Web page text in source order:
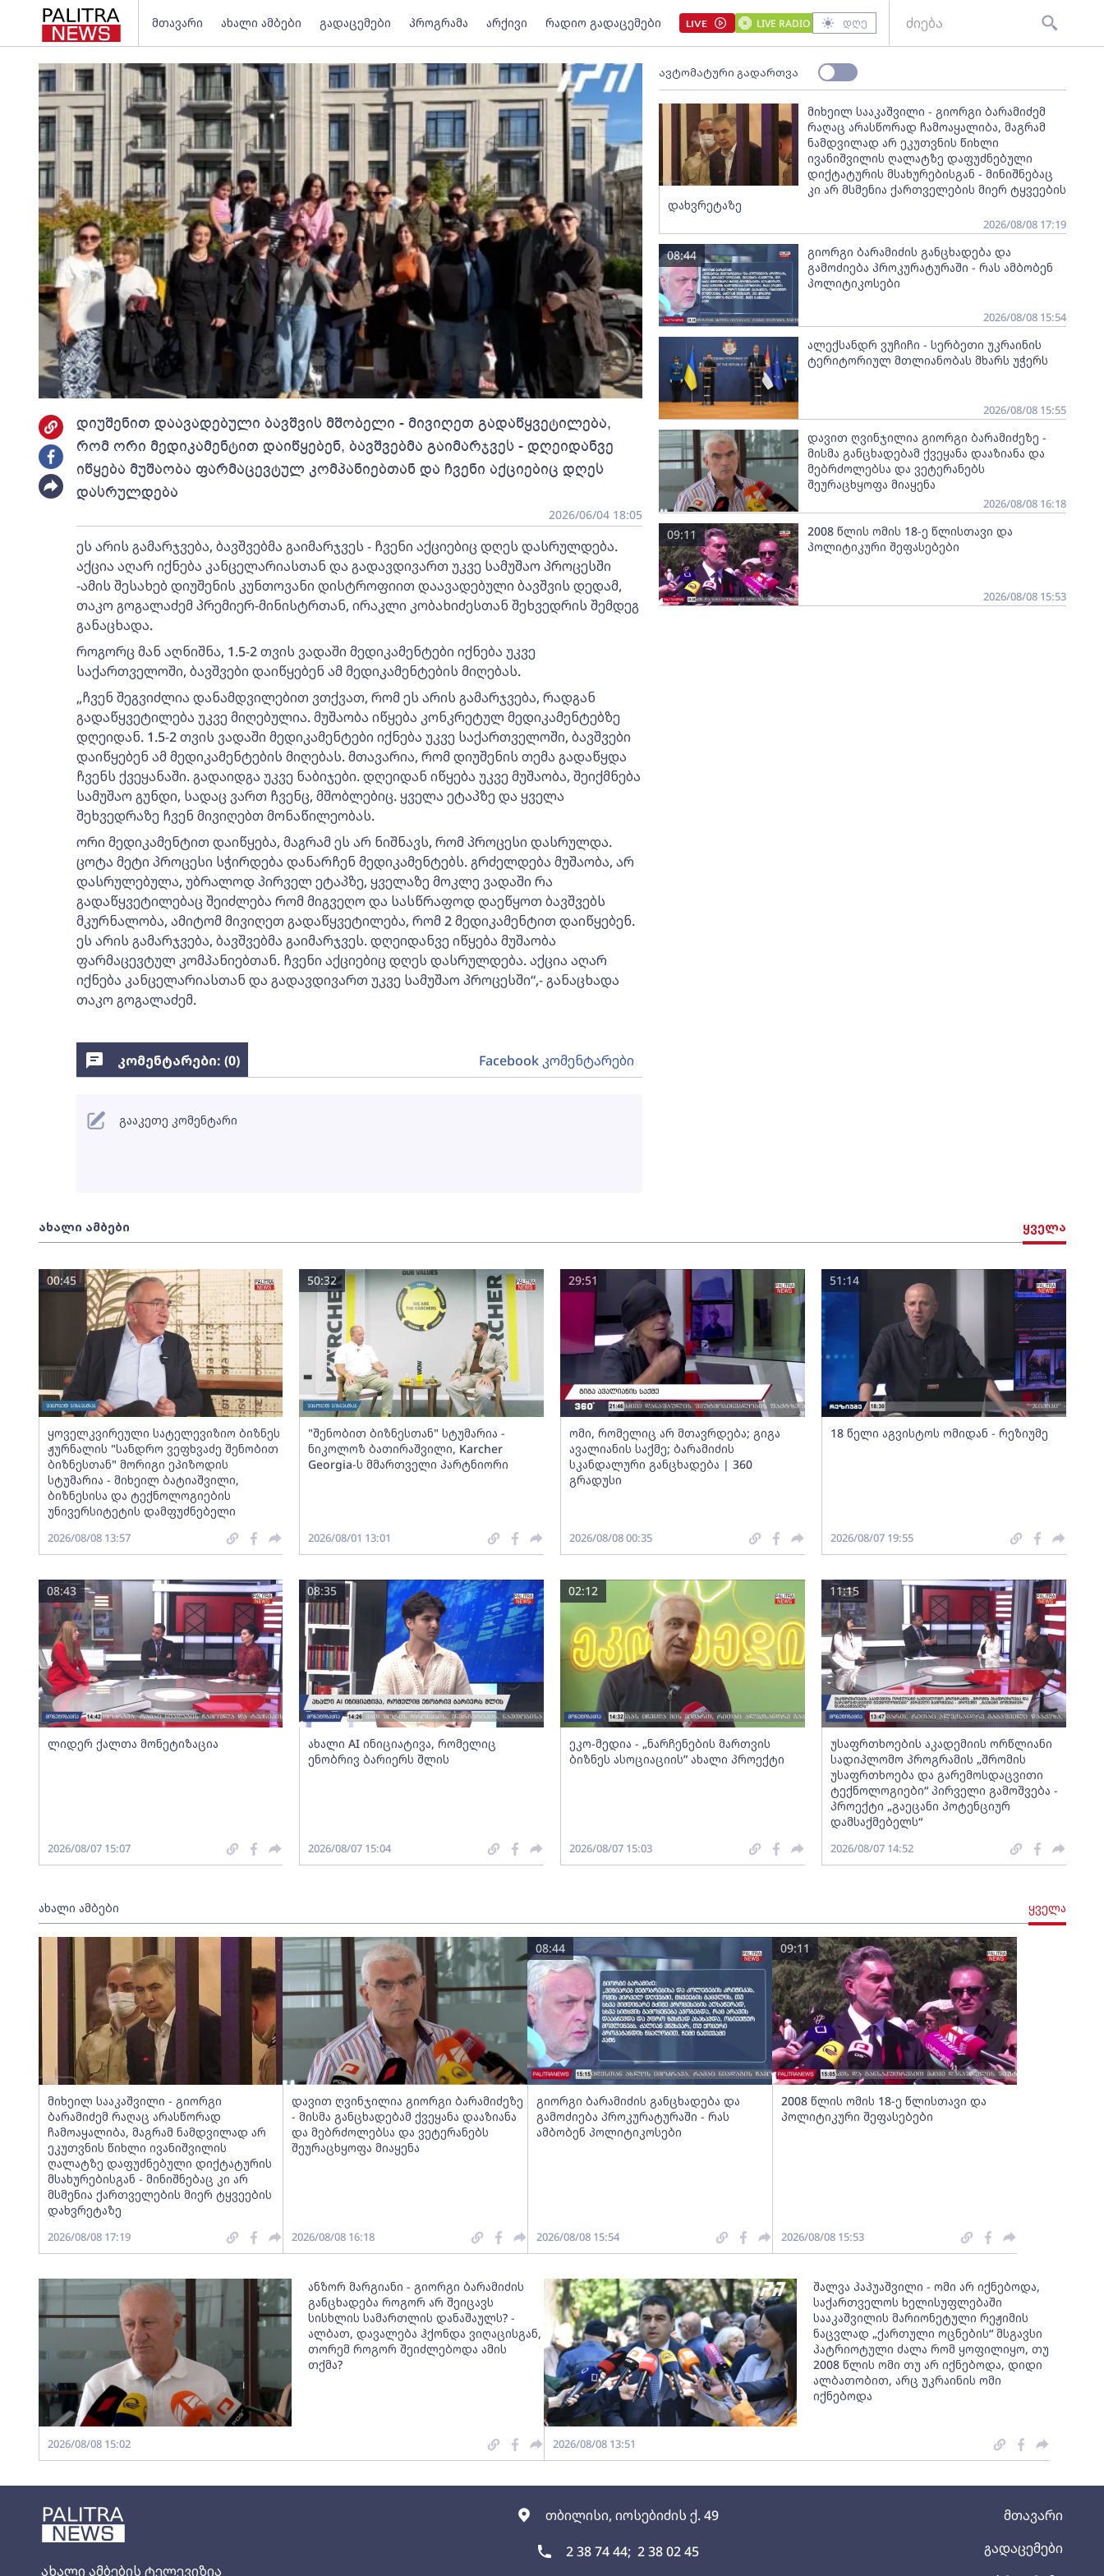
მთავარი ახალი ამბები გადაცემები პროგრამა არქივი რადიო გადაცემები LIVE LIVE RADIO დღე
ახალი ამბების ტელევიზია
თბილისი, იოსებიძის ქ. 49
2 38 74 44; 2 38 02 45
მთავარი
გადაცემები
დიუშენით დაავადებული ბავშვის მშობელი - მივიღეთ გადაწყვეტილება,
რომ ორი მედიკამენტით დაიწყებენ, ბავშვებმა გაიმარჯვეს - დღეიდანვე
იწყება მუშაობა ფარმაცევტულ კომპანიებთან და ჩვენი აქციებიც დღეს
დასრულდება
2026/06/04 18:05
ეს არის გამარჯვება, ბავშვებმა გაიმარჯვეს - ჩვენი აქციებიც დღეს დასრულდება.
აქცია აღარ იქნება კანცელარიასთან და გადავდივართ უკვე სამუშაო პროცესში
-ამის შესახებ დიუშენის კუნთოვანი დისტროფიით დაავადებული ბავშვის დედამ,
თაკო გოგალაძემ პრემიერ-მინისტრთან, ირაკლი კობახიძესთან შეხვედრის შემდეგ
განაცხადა.
როგორც მან აღნიშნა, 1.5-2 თვის ვადაში მედიკამენტები იქნება უკვე
საქართველოში, ბავშვები დაიწყებენ ამ მედიკამენტების მიღებას.
„ჩვენ შეგვიძლია დანამდვილებით ვთქვათ, რომ ეს არის გამარჯვება, რადგან
გადაწყვეტილება უკვე მიღებულია. მუშაობა იწყება კონკრეტულ მედიკამენტებზე
დღეიდან. 1.5-2 თვის ვადაში მედიკამენტები იქნება უკვე საქართველოში, ბავშვები
დაიწყებენ ამ მედიკამენტების მიღებას. მთავარია, რომ დიუშენის თემა გადაწყდა
ჩვენს ქვეყანაში. გადაიდგა უკვე ნაბიჯები. დღეიდან იწყება უკვე მუშაობა, შეიქმნება
სამუშაო გუნდი, სადაც ვართ ჩვენც, მშობლებიც. ყველა ეტაპზე და ყველა
შეხვედრაზე ჩვენ მივიღებთ მონაწილეობას.
ორი მედიკამენტით დაიწყება, მაგრამ ეს არ ნიშნავს, რომ პროცესი დასრულდა.
ცოტა მეტი პროცესი სჭირდება დანარჩენ მედიკამენტებს. გრძელდება მუშაობა, არ
დასრულებულა, უბრალოდ პირველ ეტაპზე, ყველაზე მოკლე ვადაში რა
გადაწყვეტილებაც შეიძლება რომ მიგვეღო და სასწრაფოდ დაეწყოთ ბავშვებს
მკურნალობა, ამიტომ მივიღეთ გადაწყვეტილება, რომ 2 მედიკამენტით დაიწყებენ.
ეს არის გამარჯვება, ბავშვებმა გაიმარჯვეს. დღეიდანვე იწყება მუშაობა
ფარმაცევტულ კომპანიებთან. ჩვენი აქციებიც დღეს დასრულდება. აქცია აღარ
იქნება კანცელარიასთან და გადავდივართ უკვე სამუშაო პროცესში“,- განაცხადა
თაკო გოგალაძემ.
ავტომატური გადართვა
მიხეილ სააკაშვილი - გიორგი ბარამიძემ
რაღაც არასწორად ჩამოაყალიბა, მაგრამ
ნამდვილად არ ეკუთვნის წიხლი
ივანიშვილის ღალატზე დაფუძნებული
დიქტატურის მსახურებისგან - მინიშნებაც
კი არ მსმენია ქართველების მიერ ტყვეების
დახვრეტაზე
2026/08/08 17:19
გიორგი ბარამიძის განცხადება და
გამოძიება პროკურატურაში - რას ამბობენ
პოლიტიკოსები
08:44
2026/08/08 15:54
ალექსანდრ ვუჩიჩი - სერბეთი უკრაინის
ტერიტორიულ მთლიანობას მხარს უჭერს
2026/08/08 15:55
დავით ღვინჯილია გიორგი ბარამიძეზე -
მისმა განცხადებამ ქვეყანა დააზიანა და
მებრძოლებსა და ვეტერანებს
შეურაცხყოფა მიაყენა
2026/08/08 16:18
2008 წლის ომის 18-ე წლისთავი და
პოლიტიკური შეფასებები
09:11
2026/08/08 15:53
ახალი ამბები ყველა
ყოველკვირეული სატელევიზიო ბიზნეს
ჟურნალის "სანდრო ვეფხვაძე შენობით
ბიზნესთან" მორიგი ეპიზოდის
სტუმარია - მიხეილ ბატიაშვილი,
ბიზნესისა და ტექნოლოგიების
უნივერსიტეტის დამფუძნებელი
00:45
2026/08/08 13:57
"შენობით ბიზნესთან" სტუმარია -
ნიკოლოზ ბათირაშვილი, Karcher
Georgia-ს მმართველი პარტნიორი
50:32
2026/08/01 13:01
ომი, რომელიც არ მთავრდება; გიგა
ავალიანის საქმე; ბარამიძის
სკანდალური განცხადება | 360
გრადუსი
29:51
2026/08/08 00:35
18 წელი აგვისტოს ომიდან - რეზიუმე
51:14
2026/08/07 19:55
ლიდერ ქალთა მონეტიზაცია
08:43
2026/08/07 15:07
ახალი AI ინიციატივა, რომელიც
ენობრივ ბარიერს შლის
08:35
2026/08/07 15:04
ეკო-მედია - „ნარჩენების მართვის
ბიზნეს ასოციაციის” ახალი პროექტი
02:12
2026/08/07 15:03
უსაფრთხოების აკადემიის ორწლიანი
სადიპლომო პროგრამის „შრომის
უსაფრთხოება და გარემოსდაცვითი
ტექნოლოგიები“ პირველი გამოშვება -
პროექტი „გაეცანი პოტენციურ
დამსაქმებელს“
11:15
2026/08/07 14:52
ახალი ამბები ყველა
მიხეილ სააკაშვილი - გიორგი
ბარამიძემ რაღაც არასწორად
ჩამოაყალიბა, მაგრამ ნამდვილად არ
ეკუთვნის წიხლი ივანიშვილის
ღალატზე დაფუძნებული დიქტატურის
მსახურებისგან - მინიშნებაც კი არ
მსმენია ქართველების მიერ ტყვეების
დახვრეტაზე
2026/08/08 17:19
დავით ღვინჯილია გიორგი ბარამიძეზე
- მისმა განცხადებამ ქვეყანა დააზიანა
და მებრძოლებსა და ვეტერანებს
შეურაცხყოფა მიაყენა
2026/08/08 16:18
გიორგი ბარამიძის განცხადება და
გამოძიება პროკურატურაში - რას
ამბობენ პოლიტიკოსები
08:44
2026/08/08 15:54
2008 წლის ომის 18-ე წლისთავი და
პოლიტიკური შეფასებები
09:11
2026/08/08 15:53
ანზორ მარგიანი - გიორგი ბარამიძის
განცხადება როგორ არ შეიცავს
სისხლის სამართლის დანაშაულს? -
ალბათ, დავალება ჰქონდა ვიღაცისგან,
თორემ როგორ შეიძლებოდა ამის
თქმა?
2026/08/08 15:02
შალვა პაპუაშვილი - ომი არ იქნებოდა,
საქართველოს ხელისუფლებაში
სააკაშვილის მარიონეტული რეჟიმის
ნაცვლად „ქართული ოცნების“ მსგავსი
პატრიოტული ძალა რომ ყოფილიყო, თუ
2008 წლის ომი თუ არ იქნებოდა, დიდი
ალბათობით, არც უკრაინის ომი
იქნებოდა
2026/08/08 13:51
კომენტარები: (0) Facebook კომენტარები
გააკეთე კომენტარი